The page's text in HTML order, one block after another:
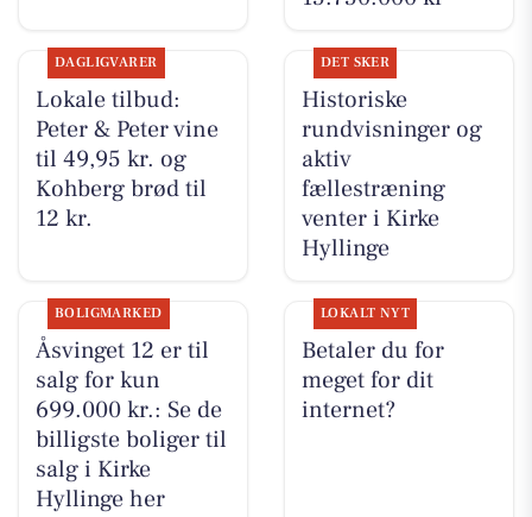
DAGLIGVARER
Lokale tilbud:
Peter & Peter vine
til 49,95 kr. og
Kohberg brød til
12 kr.
DET SKER
Historiske
rundvisninger og
aktiv
fællestræning
venter i Kirke
Hyllinge
BOLIGMARKED
Åsvinget 12 er til
salg for kun
699.000 kr.: Se de
billigste boliger til
salg i Kirke
Hyllinge her
LOKALT NYT
Betaler du for
meget for dit
internet?